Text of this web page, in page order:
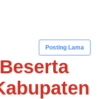
Posting Lama